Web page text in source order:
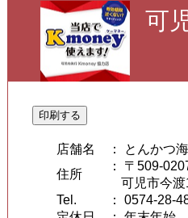
可
印刷する
店舗名
： とんかつ
住所
： 〒509-
可児市今渡
Tel.
： 0574-28-